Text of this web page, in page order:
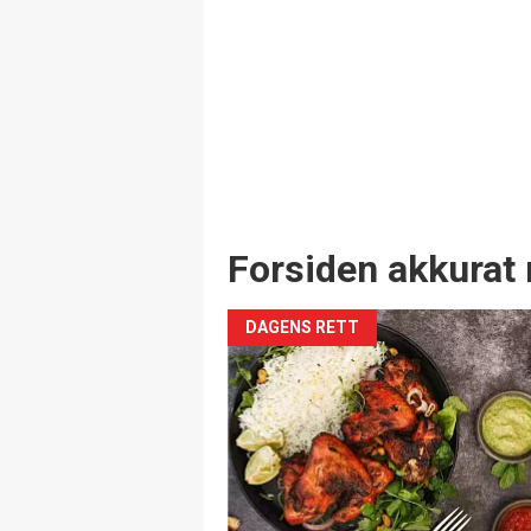
Forsiden akkurat
DAGENS RETT